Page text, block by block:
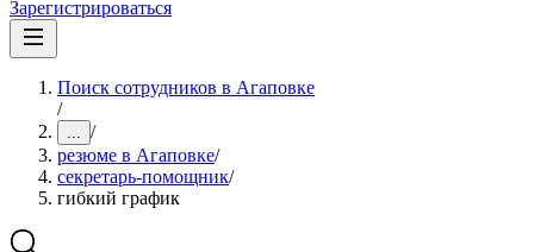
Зарегистрироваться
Поиск сотрудников в Агаповке
/
... /
резюме в Агаповке/
секретарь-помощник/
гибкий график